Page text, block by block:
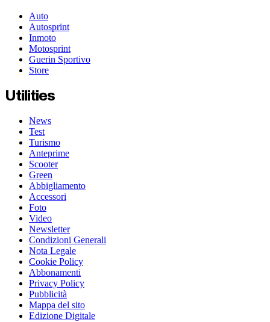
Auto
Autosprint
Inmoto
Motosprint
Guerin Sportivo
Store
Utilities
News
Test
Turismo
Anteprime
Scooter
Green
Abbigliamento
Accessori
Foto
Video
Newsletter
Condizioni Generali
Nota Legale
Cookie Policy
Abbonamenti
Privacy Policy
Pubblicità
Mappa del sito
Edizione Digitale